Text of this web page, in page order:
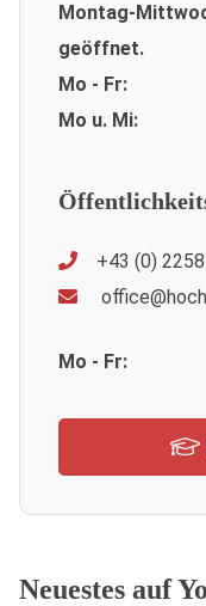
Montag-
geöffnet.
Mo - Fr:
Mo u. Mi:
+43 (0)
Mo - Fr:
Neuestes auf